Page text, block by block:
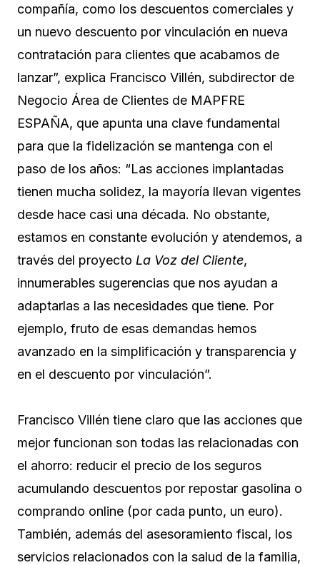
compañía, como los descuentos comerciales y
un nuevo descuento por vinculación en nueva
contratación para clientes que acabamos de
lanzar”, explica Francisco Villén, subdirector de
Negocio Área de Clientes de MAPFRE
ESPAÑA, que apunta una clave fundamental
para que la fidelización se mantenga con el
paso de los años: “Las acciones implantadas
tienen mucha solidez, la mayoría llevan vigentes
desde hace casi una década. No obstante,
estamos en constante evolución y atendemos, a
través del proyecto La Voz del Cliente,
innumerables sugerencias que nos ayudan a
adaptarlas a las necesidades que tiene. Por
ejemplo, fruto de esas demandas hemos
avanzado en la simplificación y transparencia y
en el descuento por vinculación”.
Francisco Villén tiene claro que las acciones que
mejor funcionan son todas las relacionadas con
el ahorro: reducir el precio de los seguros
acumulando descuentos por repostar gasolina o
comprando online (por cada punto, un euro).
También, además del asesoramiento fiscal, los
servicios relacionados con la salud de la familia,